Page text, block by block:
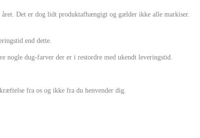
Det er dog lidt produktafhængigt og gælder ikke alle markiser.
end dette.
nogle dug-farver der er i restordre med ukendt leveringstid.
fra os og ikke fra du henvender dig.